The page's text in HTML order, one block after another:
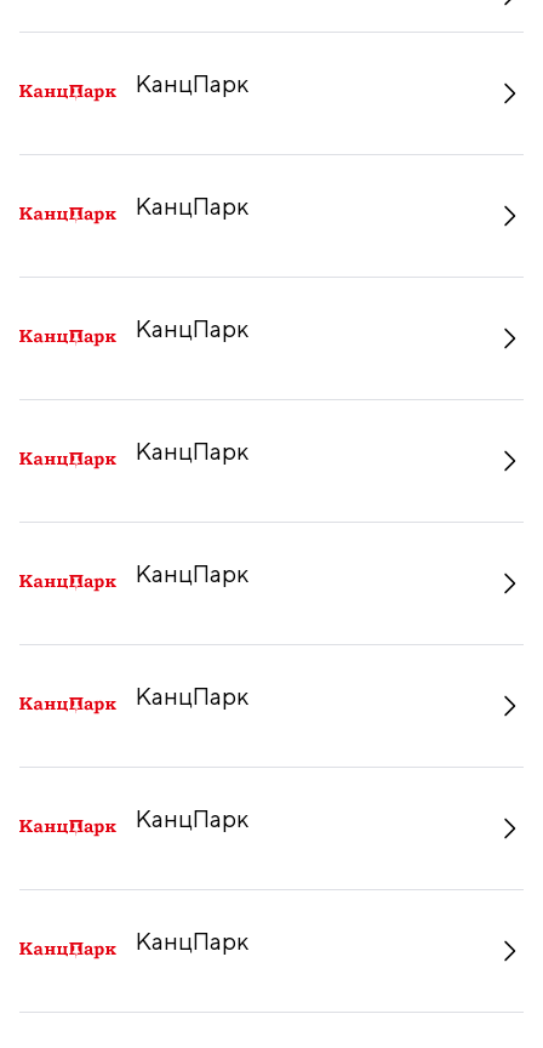
КанцПарк
КанцПарк
КанцПарк
КанцПарк
КанцПарк
КанцПарк
КанцПарк
КанцПарк